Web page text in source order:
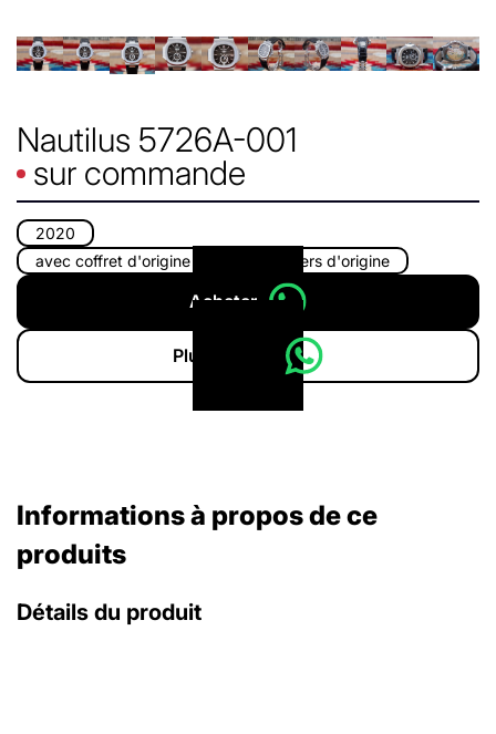
Nautilus 5726A-001
sur commande
2020
avec coffret d'origine
avec papiers d'origine
Acheter
Plus d'infos
Informations à propos de ce
produits
Détails du produit